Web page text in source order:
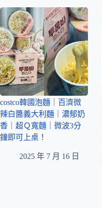
costco韓國泡麵｜百濟微
辣白醬義大利麵｜濃郁奶
香｜超Ｑ寬麵｜微波3分
鐘即可上桌！
2025 年 7 月 16 日